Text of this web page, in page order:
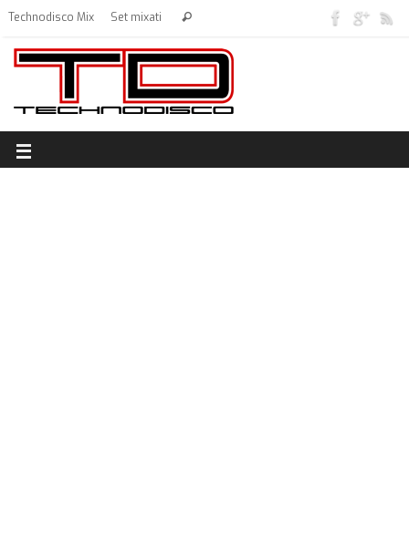
Technodisco Mix Set mixati